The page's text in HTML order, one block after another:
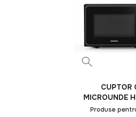
CUPTOR
MICROUNDE
HMW-
Produse